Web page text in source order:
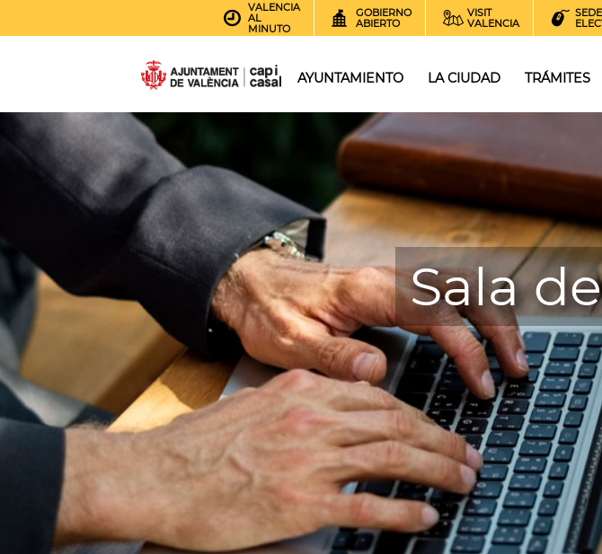
VALENCIA
AL
MINUTO
GOBIERNO
ABIERTO
VISIT
VALENCIA
SEDE
AYUNTAMIENTO LA CIUDAD TRÁMITES
Sala